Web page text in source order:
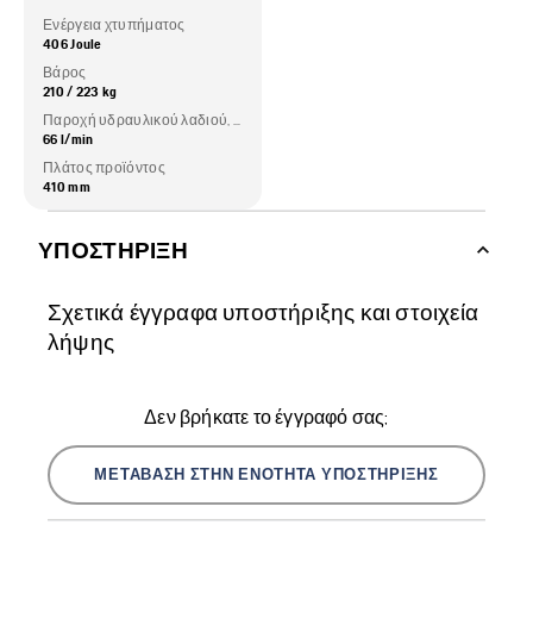
Ενέργεια χτυπήματος
406 Joule
Βάρος
210 / 223 kg
Παροχή υδραυλικού λαδιού, μέγιστη
66 l/min
Πλάτος προϊόντος
410 mm
ΥΠΟΣΤΉΡΙΞΗ
Σχετικά έγγραφα υποστήριξης και στοιχεία
λήψης
Δεν βρήκατε το έγγραφό σας;
ΜΕΤΆΒΑΣΗ ΣΤΗΝ ΕΝΌΤΗΤΑ ΥΠΟΣΤΉΡΙΞΗΣ